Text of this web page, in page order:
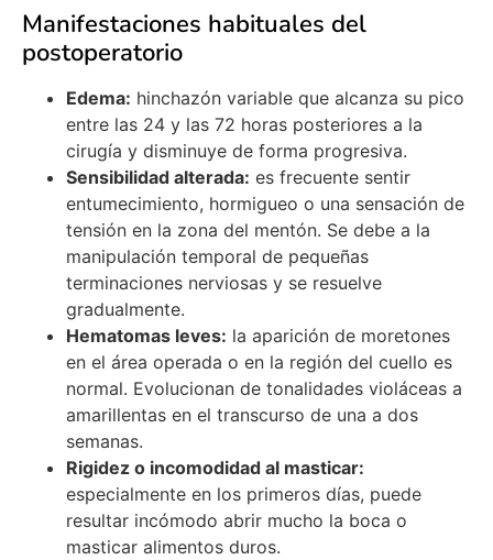
Manifestaciones habituales del
postoperatorio
Edema: hinchazón variable que alcanza su pico
entre las 24 y las 72 horas posteriores a la
cirugía y disminuye de forma progresiva.
Sensibilidad alterada: es frecuente sentir
entumecimiento, hormigueo o una sensación de
tensión en la zona del mentón. Se debe a la
manipulación temporal de pequeñas
terminaciones nerviosas y se resuelve
gradualmente.
Hematomas leves: la aparición de moretones
en el área operada o en la región del cuello es
normal. Evolucionan de tonalidades violáceas a
amarillentas en el transcurso de una a dos
semanas.
Rigidez o incomodidad al masticar:
especialmente en los primeros días, puede
resultar incómodo abrir mucho la boca o
masticar alimentos duros.